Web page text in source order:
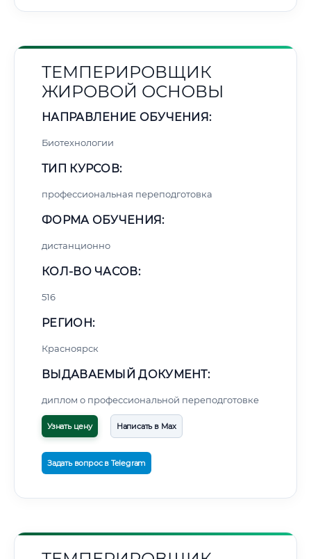
ТЕМПЕРИРОВЩИК
ЖИРОВОЙ ОСНОВЫ
НАПРАВЛЕНИЕ ОБУЧЕНИЯ:
Биотехнологии
ТИП КУРСОВ:
профессиональная переподготовка
ФОРМА ОБУЧЕНИЯ:
дистанционно
КОЛ-ВО ЧАСОВ:
516
РЕГИОН:
Красноярск
ВЫДАВАЕМЫЙ ДОКУМЕНТ:
диплом о профессиональной переподготовке
Узнать цену Написать в Max
Задать вопрос в Telegram